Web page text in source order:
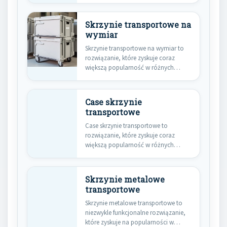
Skrzynie transportowe na
wymiar
Skrzynie transportowe na wymiar to
rozwiązanie, które zyskuje coraz
większą popularność w różnych
Case skrzynie
transportowe
Case skrzynie transportowe to
rozwiązanie, które zyskuje coraz
większą popularność w różnych
Skrzynie metalowe
transportowe
Skrzynie metalowe transportowe to
niezwykle funkcjonalne rozwiązanie,
które zyskuje na popularności w